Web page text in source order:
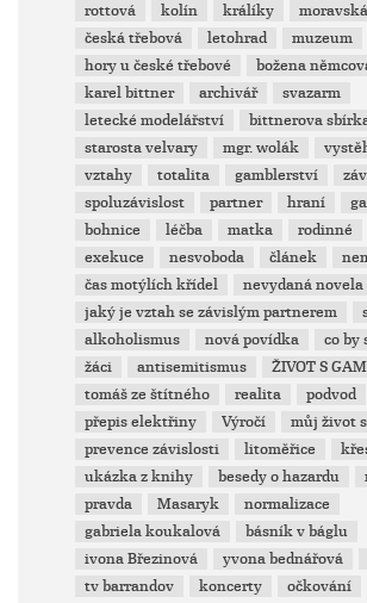
rottová
kolín králíky
česká třebová
letohrad muzeum
hory u české třebové
božena
karel bittner
archivář
svazarm
letecké modelářství
bittnerova
starosta velvary
mgr. wolák
vztahy
totalita gamblerství
spoluzávislost
partner hraní
bohnice
léčba matka rodinné
exekuce
nesvoboda článek
čas motýlích křídel
nevydaná novela
jaký je vztah se závislým partnerem
alkoholismus
nová povídka
co by
žáci
antisemitismus
ŽIVOT S
tomáš ze štítného
realita podvod
přepis elektřiny
Výročí
můj život
prevence závislosti
litoměřice
ukázka z knihy
besedy o hazardu
pravda
Masaryk
normalizace
gabriela koukalová
básník v báglu
ivona Březinová
yvona bednářová
tv barrandov
koncerty očkování